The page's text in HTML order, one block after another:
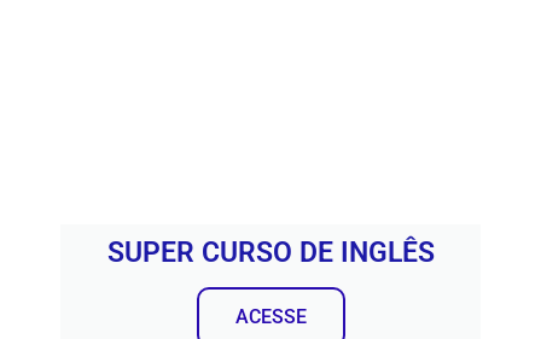
SUPER CURSO DE INGLÊS
ACESSE